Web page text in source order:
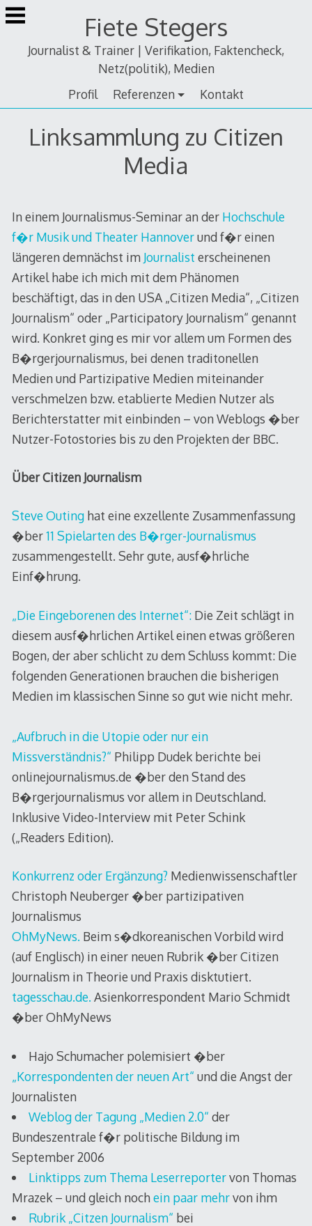
Zum
Inhalt
Fiete Stegers
Journalist & Trainer | Verifikation, Faktencheck,
Netz(politik), Medien
Profil
Referenzen Kontakt
Linksammlung zu Citizen
Media
In einem Journalismus-Seminar an der Hochschule
f�r Musik und Theater Hannoverund f�r einen
längeren demnächst im Journalist erscheinenen
Artikel habe ich mich mit dem Phänomen
beschäftigt, das in den USA „Citizen Media“, „Citizen
Journalism“ oder „Participatory Journalism“ genannt
wird. Konkret ging es mir vor allem um Formen des
B�rgerjournalismus, bei denen traditonellen
Medien und Partizipative Medien miteinander
verschmelzen bzw. etablierte Medien Nutzer als
Berichterstatter mit einbinden – von Weblogs �ber
Nutzer-Fotostories bis zu den Projekten der BBC.
Über Citizen Journalism
Steve Outinghat eine exzellente Zusammenfassung
�ber11 Spielarten des B�rger-Journalismus
zusammengestellt. Sehr gute, ausf�hrliche
Einf�hrung.
„Die Eingeborenen des Internet“:Die Zeit schlägt in
diesem ausf�hrlichen Artikel einen etwas größeren
Bogen, der aber schlicht zu dem Schluss kommt: Die
folgenden Generationen brauchen die bisherigen
Medien im klassischen Sinne so gut wie nicht mehr.
„Aufbruch in die Utopie oder nur ein
Missverständnis?“ Philipp Dudek berichte bei
onlinejournalismus.de �ber den Stand des
B�rgerjournalismus vor allem in Deutschland.
Inklusive Video-Interview mit Peter Schink
(„Readers Edition).
Konkurrenz oder Ergänzung? Medienwissenschaftler
Christoph Neuberger �ber partizipativen
Journalismus
OhMyNews. Beim s�dkoreanischen Vorbild wird
(auf Englisch) in einer neuen Rubrik �ber Citizen
Journalism in Theorie und Praxis disktutiert.
tagesschau.de. Asienkorrespondent Mario Schmidt
�ber OhMyNews
Hajo Schumacher polemisiert �ber
„Korrespondenten der neuen Art“ und die Angst der
Journalisten
Weblog der Tagung „Medien 2.0“ der
Bundeszentrale f�r politische Bildung im
September 2006
Linktipps zum Thema Leserreportervon Thomas
Mrazek – und gleich nochein paar mehrvon ihm
Rubrik „Citzen Journalism“ bei